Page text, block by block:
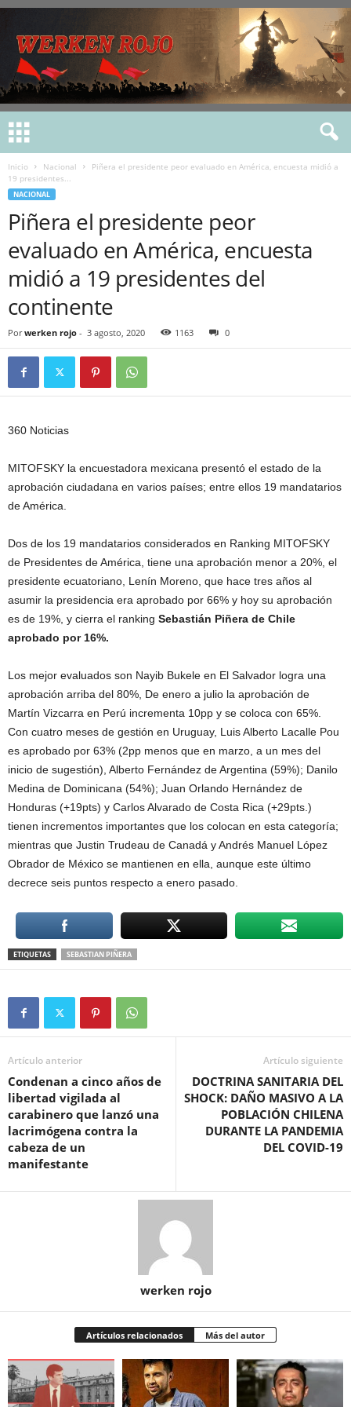
Inicio Nacional
Piñera el presidente peor evaluado en América, encuesta midió a
19 presidentes...
NACIONAL
Piñera el presidente peor
evaluado en América, encuesta
midió a 19 presidentes del
continente
Por werken rojo - 3 agosto, 2020 1163 0
360 Noticias
MITOFSKY la encuestadora mexicana presentó el estado de la
aprobación ciudadana en varios países; entre ellos 19 mandatarios
de América.
Dos de los 19 mandatarios considerados en Ranking MITOFSKY
de Presidentes de América, tiene una aprobación menor a 20%, el
presidente ecuatoriano, Lenín Moreno, que hace tres años al
asumir la presidencia era aprobado por 66% y hoy su aprobación
es de 19%, y cierra el ranking Sebastián Piñera de Chile
aprobado por 16%.
Los mejor evaluados son Nayib Bukele en El Salvador logra una
aprobación arriba del 80%, De enero a julio la aprobación de
Martín Vizcarra en Perú incrementa 10pp y se coloca con 65%.
Con cuatro meses de gestión en Uruguay, Luis Alberto Lacalle Pou
es aprobado por 63% (2pp menos que en marzo, a un mes del
inicio de sugestión), Alberto Fernández de Argentina (59%); Danilo
Medina de Dominicana (54%); Juan Orlando Hernández de
Honduras (+19pts) y Carlos Alvarado de Costa Rica (+29pts.)
tienen incrementos importantes que los colocan en esta categoría;
mientras que Justin Trudeau de Canadá y Andrés Manuel López
Obrador de México se mantienen en ella, aunque este último
decrece seis puntos respecto a enero pasado.
ETIQUETAS SEBASTIAN PIÑERA
Artículo anterior
Condenan a cinco años de
libertad vigilada al
carabinero que lanzó una
lacrimógena contra la
cabeza de un
manifestante
Artículo siguiente
DOCTRINA SANITARIA DEL
SHOCK: DAÑO MASIVO A LA
POBLACIÓN CHILENA
DURANTE LA PANDEMIA
DEL COVID-19
werken rojo
Artículos relacionados Más del autor